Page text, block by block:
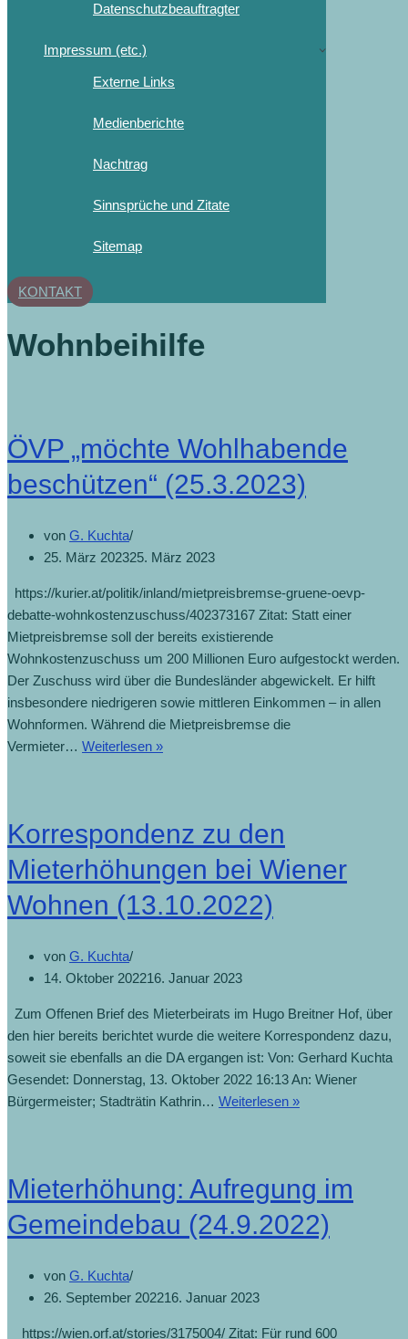
Datenschutzbeauftragter
Impressum (etc.)
Externe Links
Medienberichte
Nachtrag
Sinnsprüche und Zitate
Sitemap
KONTAKT
Wohnbeihilfe
ÖVP „möchte Wohlhabende
beschützen“ (25.3.2023)
von G. Kuchta
25. März 202325. März 2023
https://kurier.at/politik/inland/mietpreisbremse-gruene-oevp-
debatte-wohnkostenzuschuss/402373167 Zitat: Statt einer
Mietpreisbremse soll der bereits existierende
Wohnkostenzuschuss um 200 Millionen Euro aufgestockt werden.
Der Zuschuss wird über die Bundesländer abgewickelt. Er hilft
insbesondere niedrigeren sowie mittleren Einkommen – in allen
Wohnformen. Während die Mietpreisbremse die
Vermieter… Weiterlesen »
Korrespondenz zu den
Mieterhöhungen bei Wiener
Wohnen (13.10.2022)
von G. Kuchta
14. Oktober 202216. Januar 2023
Zum Offenen Brief des Mieterbeirats im Hugo Breitner Hof, über
den hier bereits berichtet wurde die weitere Korrespondenz dazu,
soweit sie ebenfalls an die DA ergangen ist: Von: Gerhard Kuchta
Gesendet: Donnerstag, 13. Oktober 2022 16:13 An: Wiener
Bürgermeister; Stadträtin Kathrin… Weiterlesen »
Mieterhöhung: Aufregung im
Gemeindebau (24.9.2022)
von G. Kuchta
26. September 202216. Januar 2023
https://wien.orf.at/stories/3175004/ Zitat: Für rund 600